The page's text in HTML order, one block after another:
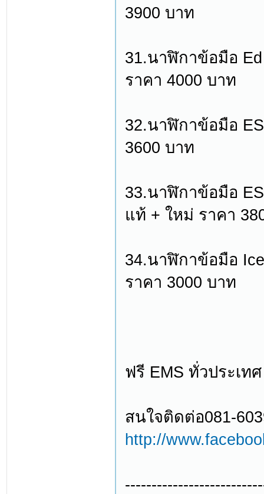
3900 บาท
31.นาฬิกาข้อมือ
ราคา 4000 บาท
32.นาฬิกาข้อมือ
3600 บาท
33.นาฬิกาข้อมือ
แท้ + ใหม่ ราคา
34.นาฬิกาข้อมือ
ราคา 3000 บาท
ฟรี EMS ทั่วประเทศ
สนใจติดต่อ081-
http://